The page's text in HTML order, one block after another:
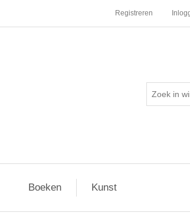
Registreren
Boeken Kunst